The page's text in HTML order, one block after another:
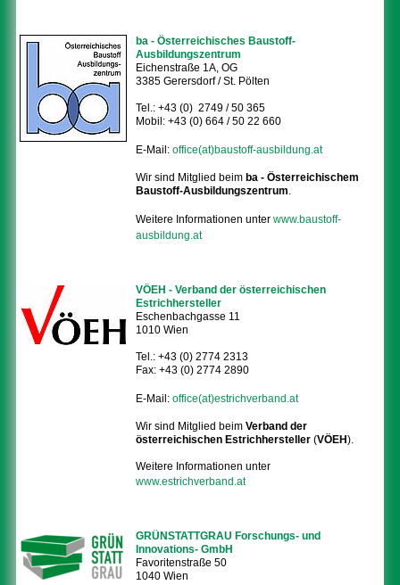
ba - Österreichisches Baustoff-
Ausbildungszentrum
Eichenstraße 1A, OG
3385 Gerersdorf / St. Pölten
Tel.: +43 (0) 2749 / 50 365
Mobil: +43 (0) 664 / 50 22 660
E-Mail:office(at)baustoff-ausbildung.at
Wir sind Mitglied beim ba - Österreichischem
Baustoff-Ausbildungszentrum.
Weitere Informationen unterwww.baustoff-
ausbildung.at
VÖEH - Verband der österreichischen
Estrichhersteller
Eschenbachgasse 11
1010 Wien
Tel.: +43 (0) 2774 2313
Fax: +43 (0) 2774 2890
E-Mail:office(at)estrichverband.at
Wir sind Mitglied beimVerband der
österreichischen Estrichhersteller (VÖEH).
Weitere Informationen unter
www.estrichverband.at
GRÜNSTATTGRAU Forschungs- und
Innovations- GmbH
Favoritenstraße 50
1040 Wien